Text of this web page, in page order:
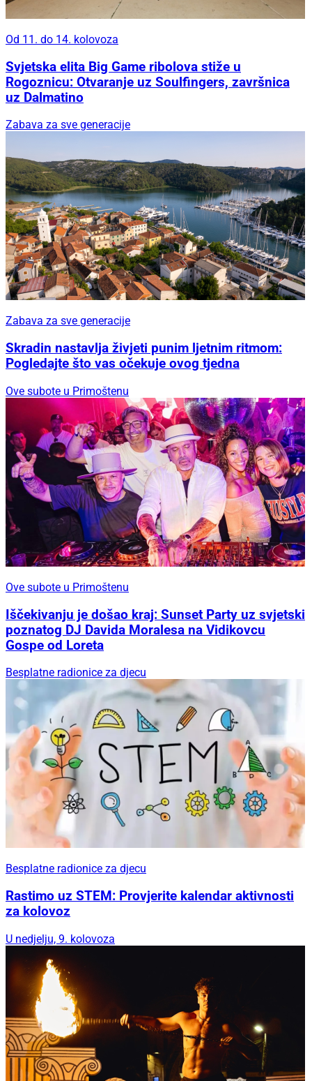
Od 11. do 14. kolovoza
Svjetska elita Big Game ribolova stiže u
Rogoznicu: Otvaranje uz Soulfingers, završnica
uz Dalmatino
Zabava za sve generacije
Zabava za sve generacije
Skradin nastavlja živjeti punim ljetnim ritmom:
Pogledajte što vas očekuje ovog tjedna
Ove subote u Primoštenu
Ove subote u Primoštenu
Iščekivanju je došao kraj: Sunset Party uz svjetski
poznatog DJ Davida Moralesa na Vidikovcu
Gospe od Loreta
Besplatne radionice za djecu
Besplatne radionice za djecu
Rastimo uz STEM: Provjerite kalendar aktivnosti
za kolovoz
U nedjelju, 9. kolovoza